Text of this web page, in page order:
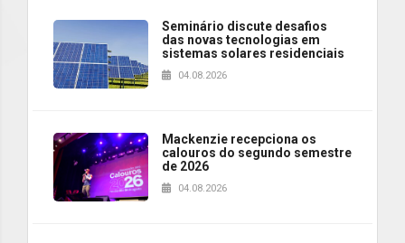
Seminário discute desafios
das novas tecnologias em
sistemas solares residenciais
04.08.2026
Mackenzie recepciona os
calouros do segundo semestre
de 2026
04.08.2026